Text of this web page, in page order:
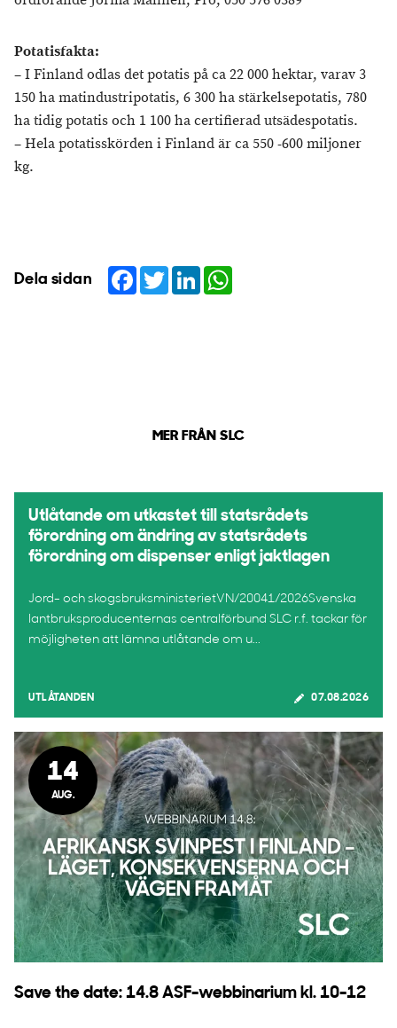
Potatisfakta:
– I Finland odlas det potatis på ca 22 000 hektar, varav 3
150 ha matindustripotatis, 6 300 ha stärkelsepotatis, 780
ha tidig potatis och 1 100 ha certifierad utsädespotatis.
– Hela potatisskörden i Finland är ca 550 -600 miljoner
kg.
Dela sidan Facebook
TwitterLinkedIn
MER FRÅN SLC
Utlåtande om utkastet till statsrådets
förordning om ändring av statsrådets
förordning om dispenser enligt jaktlagen
Jord- och skogsbruksministerietVN/20041/2026Svenska
lantbruksproducenternas centralförbund SLC r.f. tackar för
möjligheten att lämna utlåtande om u...
UTLÅTANDEN 07.08.2026
14
AUG.
Save the date: 14.8 ASF-webbinarium kl. 10-12